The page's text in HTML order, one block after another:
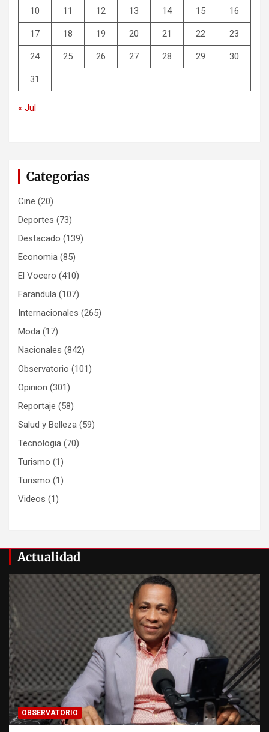
10 11 12 13 14 15 16
17 18 19 20 21 22 23
24 25 26 27 28 29 30
31
« Jul
Categorias
Cine (20)
Deportes (73)
Destacado (139)
Economia (85)
El Vocero (410)
Farandula (107)
Internacionales (265)
Moda (17)
Nacionales (842)
Observatorio (101)
Opinion (301)
Reportaje (58)
Salud y Belleza (59)
Tecnologia (70)
Turismo (1)
Turismo (1)
Videos (1)
Actualidad
OBSERVATORIO